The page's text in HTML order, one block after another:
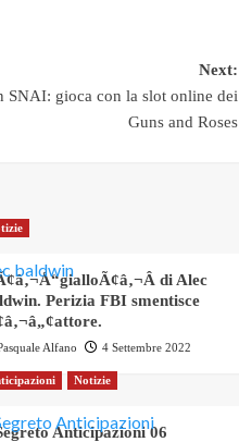
Next:
SNAI: gioca con la slot online dei
Guns and Roses
di Alec
Perizia FBI smentisce
Alfano 4 Settembre 2022
Notizie
Anticipazioni 06